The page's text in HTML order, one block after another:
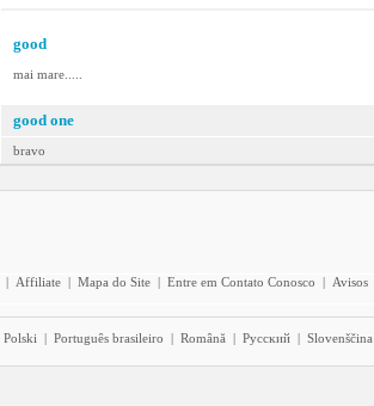
good
mai mare.....
good one
bravo
| Affiliate | Mapa do Site | Entre em Contato Conosco | Avisos
Polski | Português brasileiro | Română | Pyccĸий | Slovenščina